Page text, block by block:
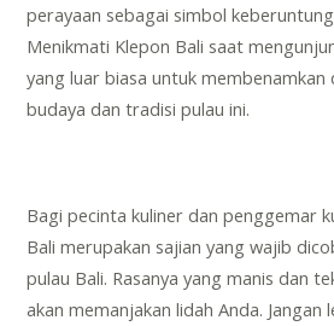
perayaan sebagai simbol
Menikmati Klepon Bali saat
yang luar biasa untuk membenamkan
budaya dan tradisi pulau ini.
Bagi pecinta kuliner dan penggemar
Bali merupakan sajian yang wajib
pulau Bali. Rasanya yang manis dan
akan memanjakan lidah Anda. Jangan